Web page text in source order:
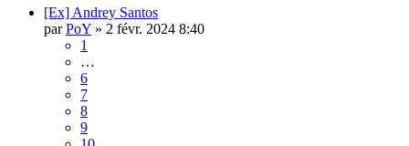
[Ex] Andrey Santos
parPoY » 2 févr. 2024 8:40
1
…
6
7
8
9